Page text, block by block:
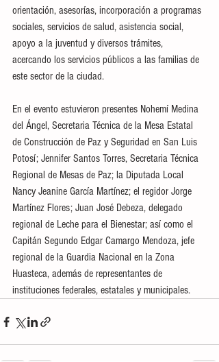
orientación, asesorías, incorporación a programas
sociales, servicios de salud, asistencia social,
apoyo a la juventud y diversos trámites,
acercando los servicios públicos a las familias de
este sector de la ciudad.
En el evento estuvieron presentes Nohemí Medina
del Ángel, Secretaria Técnica de la Mesa Estatal
de Construcción de Paz y Seguridad en San Luis
Potosí; Jennifer Santos Torres, Secretaria Técnica
Regional de Mesas de Paz; la Diputada Local
Nancy Jeanine García Martínez; el regidor Jorge
Martínez Flores; Juan José Debeza, delegado
regional de Leche para el Bienestar; así como el
Capitán Segundo Edgar Camargo Mendoza, jefe
regional de la Guardia Nacional en la Zona
Huasteca, además de representantes de
instituciones federales, estatales y municipales.